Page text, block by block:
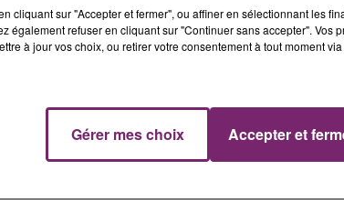
de poursuivre sa campagne
cliquant sur "Accepter et fermer", ou affiner en sélectionnant les
également refuser en cliquant sur "Continuer sans accepter". Vos
à jour vos choix, ou retirer votre consentement à tout moment
Gérer mes choix Accepter et